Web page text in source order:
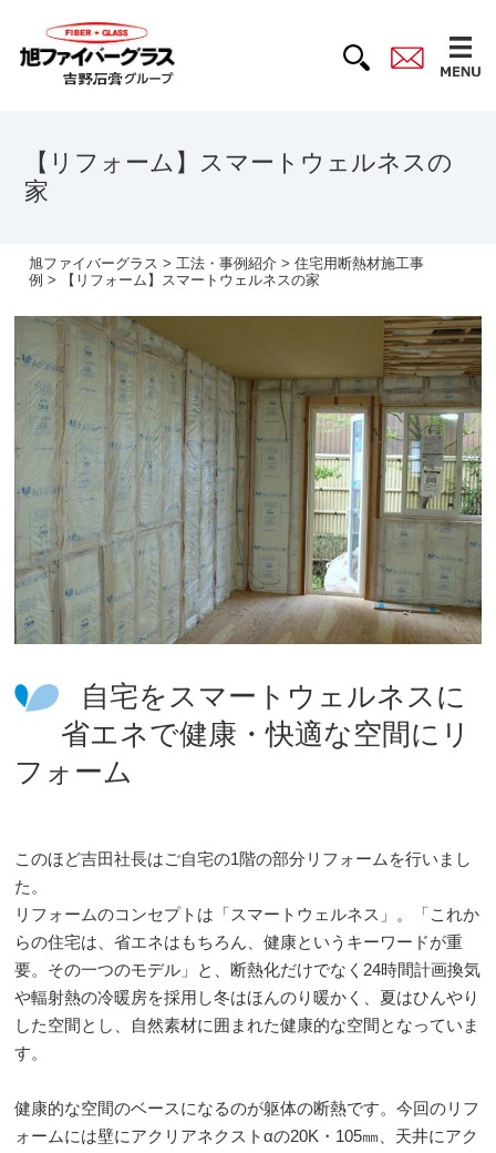
【リフォーム】スマートウェルネスの
家
旭ファイバーグラス > 工法・事例紹介 >住宅用断熱材施工事
例 > 【リフォーム】スマートウェルネスの家
自宅をスマートウェルネスに
省エネで健康・快適な空間にリ
フォーム
このほど吉田社長はご自宅の1階の部分リフォームを行いまし
た。
リフォームのコンセプトは「スマートウェルネス」。「これか
らの住宅は、省エネはもちろん、健康というキーワードが重
要。その一つのモデル」と、断熱化だけでなく24時間計画換気
や輻射熱の冷暖房を採用し冬はほんのり暖かく、夏はひんやり
した空間とし、自然素材に囲まれた健康的な空間となっていま
す。
健康的な空間のベースになるのが躯体の断熱です。今回のリフ
ォームには壁にアクリアネクストαの20K・105㎜、天井にアク